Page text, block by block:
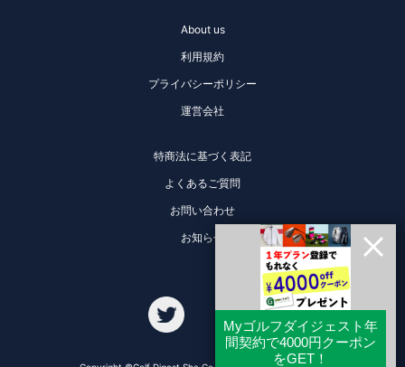
About us
利用規約
プライバシーポリシー
運営会社
特商法に基づく表記
よくあるご質問
お問い合わせ
お知らせ